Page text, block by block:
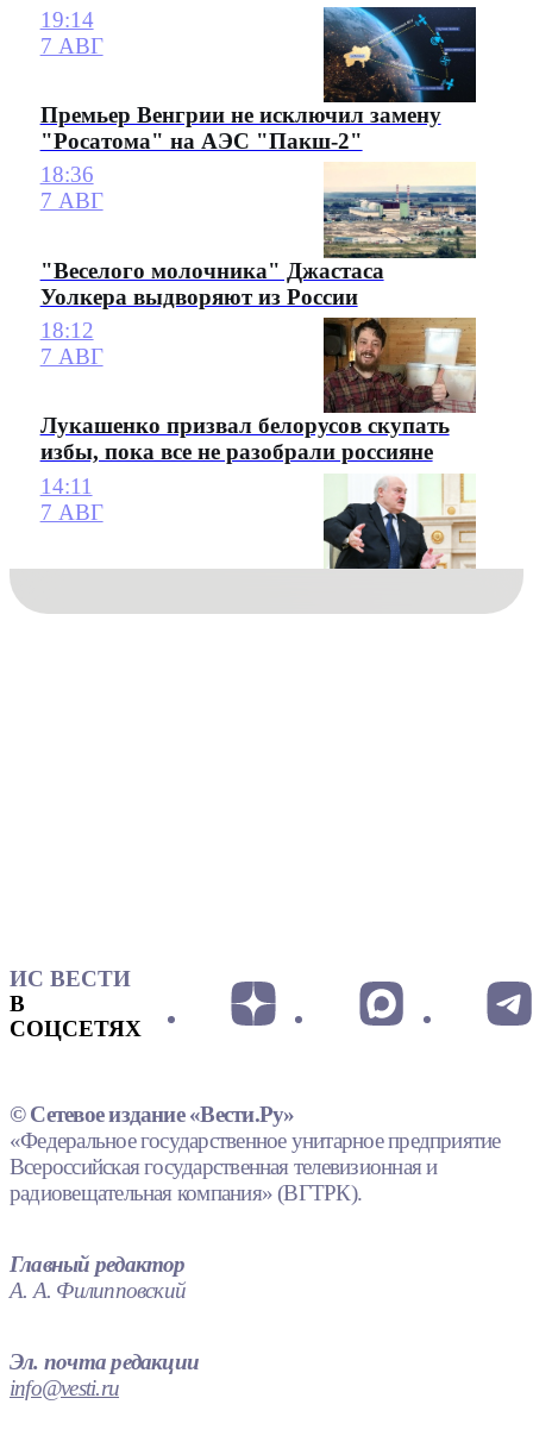
19:14
7 АВГ
Премьер Венгрии не исключил замену
"Росатома" на АЭС "Пакш-2"
18:36
7 АВГ
"Веселого молочника" Джастаса
Уолкера выдворяют из России
18:12
7 АВГ
Лукашенко призвал белорусов скупать
избы, пока все не разобрали россияне
14:11
7 АВГ
ИС ВЕСТИ
В
СОЦСЕТЯХ
© Сетевое издание «Вести.Ру»
«Федеральное государственное унитарное предприятие
Всероссийская государственная телевизионная и
радиовещательная компания» (ВГТРК).
Главный редактор
А. А. Филипповский
Эл. почта редакции
info@vesti.ru